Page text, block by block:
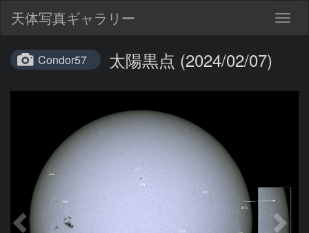
天体写真ギャラリー
Condor57 太陽黒点 (2024/02/07)